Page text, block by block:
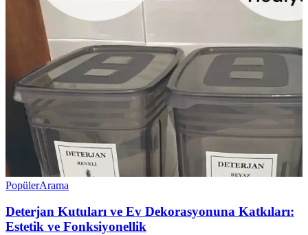
PopülerArama
Deterjan Kutuları ve Ev Dekorasyonuna Katkıları:
Estetik ve Fonksiyonellik